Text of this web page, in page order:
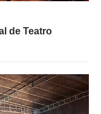
de Teatro